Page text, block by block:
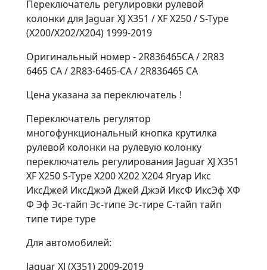
Переключатель регулировки рулевой
колонки для Jaguar XJ X351 / XF X250 / S-Type
(X200/X202/X204) 1999-2019
Оригинальный номер - 2R836465CA / 2R83
6465 CA / 2R83-6465-CA / 2R836465 CA
Цена указана за переключатель !
Переключатель регулятор
многофункциональный кнопка крутилка
рулевой колонки на рулевую колонку
переключатель регулирования Jaguar XJ X351
XF X250 S-Type X200 X202 X204 Ягуар Икс
ИксДжей ИксДжэй Джей Джэй ИксФ ИксЭф ХФ
Ф Эф Эс-тайп Эс-типе Эс-тире С-тайп тайп
типе тире туре
Для автомобилей:
Jaguar XJ (X351) 2009-2019